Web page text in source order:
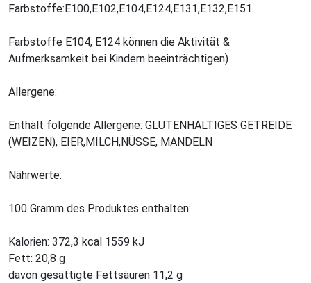
Farbstoffe:E100,E102,E104,E124,E131,E132,E151
Farbstoffe E104, E124 können die Aktivität &
Aufmerksamkeit bei Kindern beeinträchtigen)
Allergene:
Enthält folgende Allergene: GLUTENHALTIGES GETREIDE
(WEIZEN), EIER,MILCH,NÜSSE, MANDELN
Nährwerte:
100 Gramm des Produktes enthalten:
Kalorien: 372,3 kcal 1559 kJ
Fett: 20,8 g
davon gesättigte Fettsäuren 11,2 g